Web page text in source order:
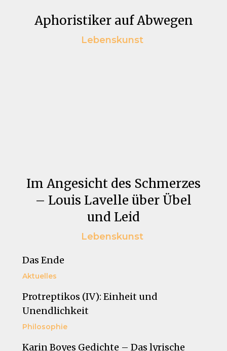
Aphoristiker auf Abwegen
Lebenskunst
Im Angesicht des Schmerzes
– Louis Lavelle über Übel
und Leid
Lebenskunst
Das Ende
Aktuelles
Protreptikos (IV): Einheit und
Unendlichkeit
Philosophie
Karin Boyes Gedichte – Das lyrische